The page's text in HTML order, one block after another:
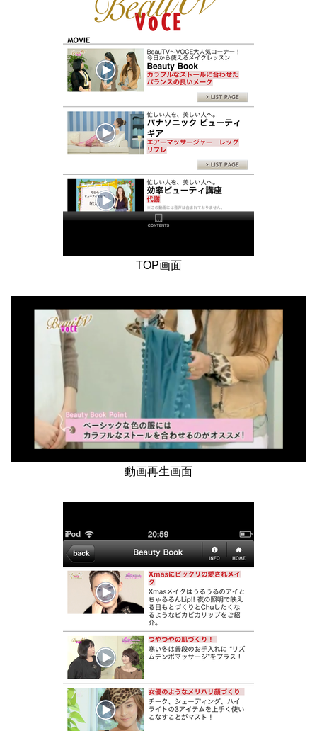
TOP画面
動画再生画面